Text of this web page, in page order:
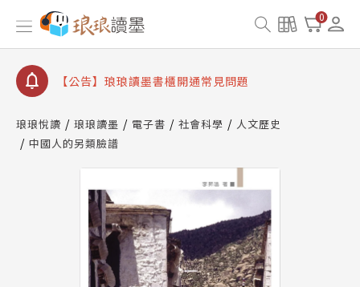
0
【公告】琅琅讀墨數位閱讀資產合併與書櫃開通申請
【公告】琅琅讀墨 3 分鐘完成書櫃開通與資產合併申
【公告】琅琅書店服務升級重要說明及資產合併結果
查詢
琅琅悅讀 琅琅讀墨 電子書 社會科學
人文歷史
中國人的另類臉譜